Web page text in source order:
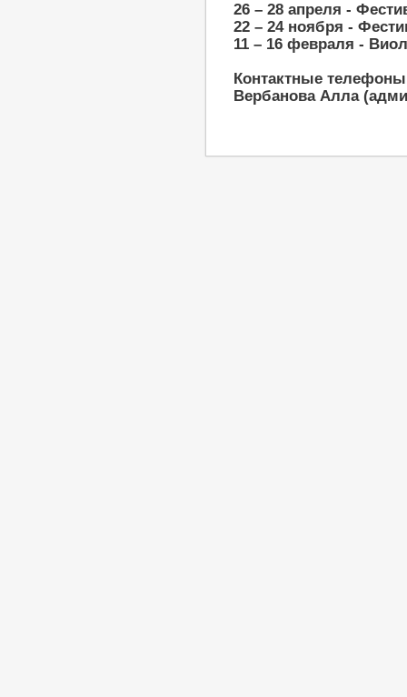
26 – 28 апреля -
22 – 24 ноября -
11 – 16 февраля -
Контактные
Вербанова Алла